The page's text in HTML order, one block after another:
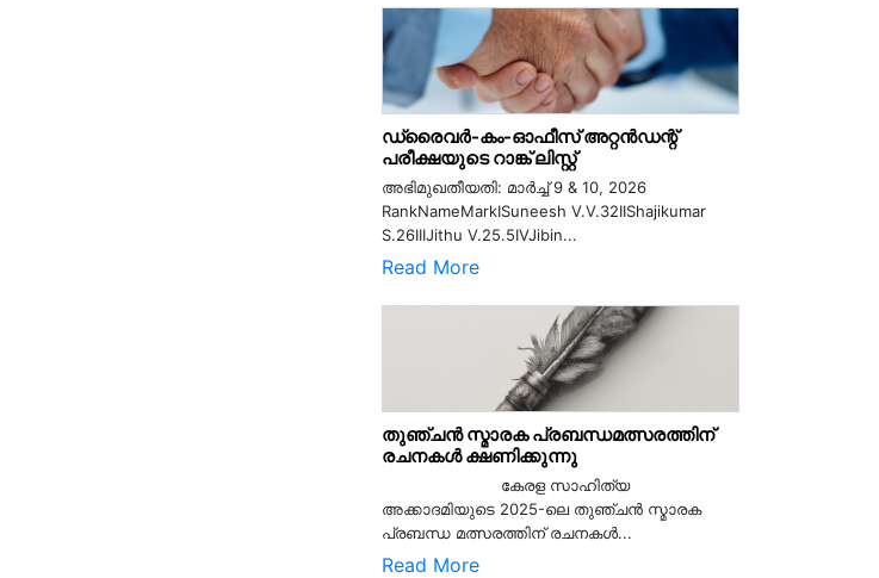
ഡ്രൈവർ-കം-ഓഫീസ് അറ്റൻഡന്റ്
പരീക്ഷയുടെ റാങ്ക് ലിസ്റ്റ്
അഭിമുഖതീയതി: മാർച്ച് 9 & 10, 2026
RankNameMarkISuneesh V.V.32IIShajikumar
S.26IIIJithu V.25.5IVJibin...
Read More
തുഞ്ചൻ സ്മാരക പ്രബന്ധമത്സരത്തിന്
രചനകൾ ക്ഷണിക്കുന്നു
കേരള സാഹിത്യ
അക്കാദമിയുടെ 2025-ലെ തുഞ്ചൻ സ്മാരക
പ്രബന്ധ മത്സരത്തിന് രചനകൾ...
Read More